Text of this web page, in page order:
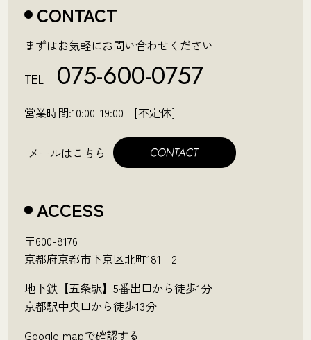
CONTACT
まずはお気軽にお問い合わせください
TEL 075-600-0757
営業時間:10:00-19:00 [不定休]
メールはこちら
ACCESS
〒600-8176
京都府京都市下京区北町181−2
地下鉄【五条駅】5番出口から徒歩1分
京都駅中央口から徒歩13分
Google mapで確認する